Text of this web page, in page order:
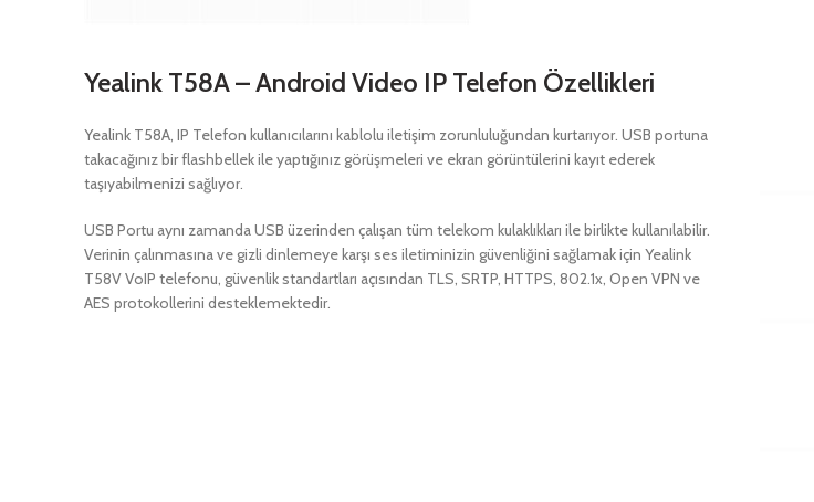
Yealink T58A – Android Video IP Telefon Özellikleri
Yealink T58A, IP Telefon kullanıcılarını kablolu iletişim zorunluluğundan kurtarıyor. USB portuna
takacağınız bir flashbellek ile yaptığınız görüşmeleri ve ekran görüntülerini kayıt ederek
taşıyabilmenizi sağlıyor.
USB Portu aynı zamanda USB üzerinden çalışan tüm telekom kulaklıkları ile birlikte kullanılabilir.
Verinin çalınmasına ve gizli dinlemeye karşı ses iletiminizin güvenliğini sağlamak için Yealink
T58V VoIP telefonu, güvenlik standartları açısından TLS, SRTP, HTTPS, 802.1x, Open VPN ve
AES protokollerini desteklemektedir.